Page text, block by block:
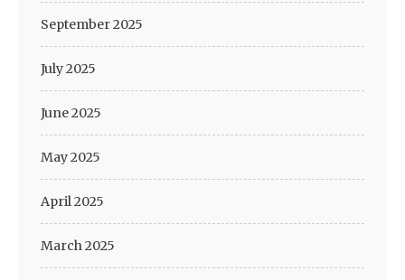
September 2025
July 2025
June 2025
May 2025
April 2025
March 2025